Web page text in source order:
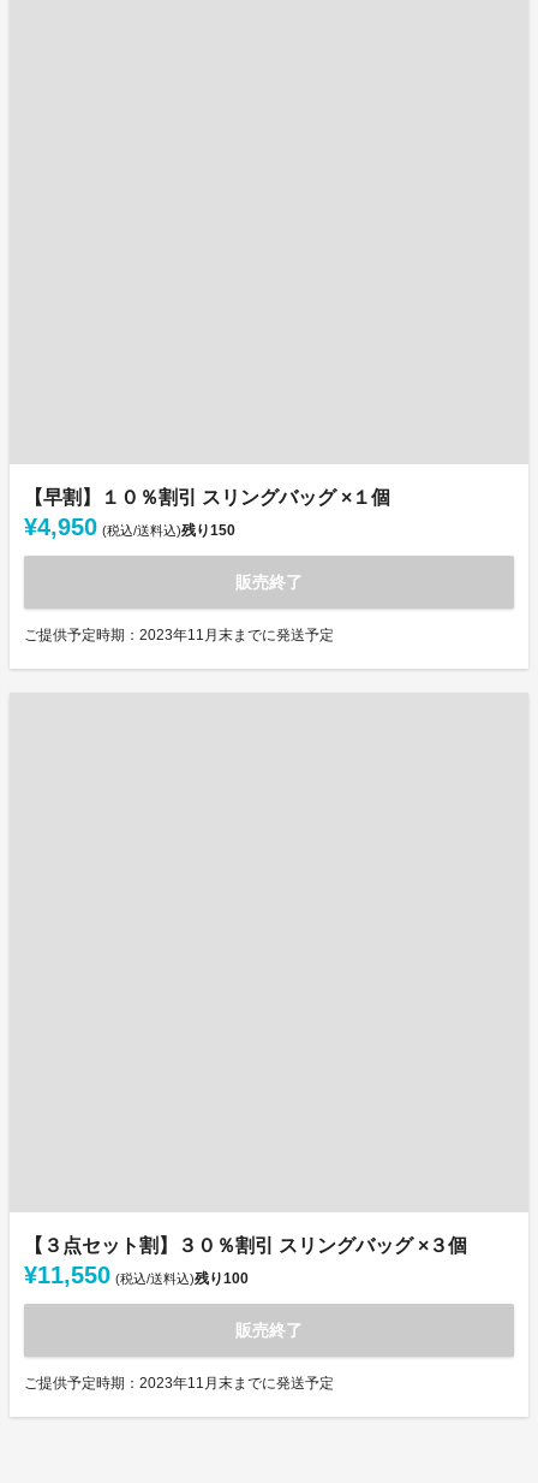
【早割】１０％割引 スリングバッグ ×１個
¥4,950 (税込/送料込)残り150
販売終了
ご提供予定時期：2023年11月末までに発送予定
【３点セット割】３０％割引 スリングバッグ ×３個
¥11,550 (税込/送料込)残り100
販売終了
ご提供予定時期：2023年11月末までに発送予定